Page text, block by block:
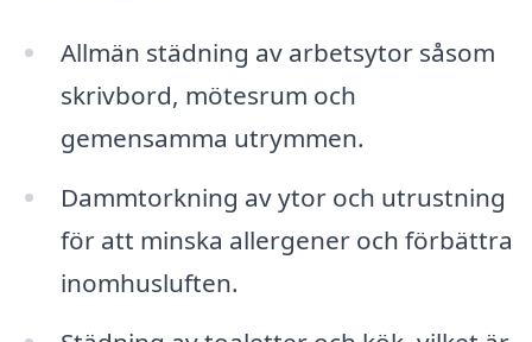
Allmän städning av arbetsytor såsom
skrivbord, mötesrum och
gemensamma utrymmen.
Dammtorkning av ytor och utrustning
för att minska allergener och förbättra
inomhusluften.